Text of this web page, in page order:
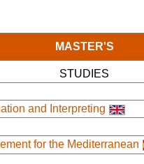
MASTER'S
STUDIES
and Interpreting
for the Mediterranean